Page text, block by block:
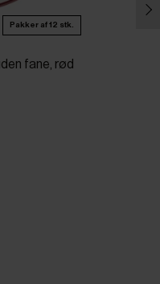
Pakker af 12 stk.
fane, rød